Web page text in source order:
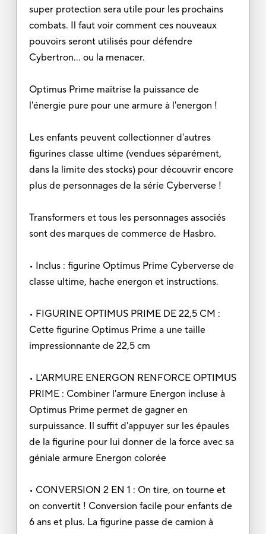
super protection sera utile pour les prochains
combats. Il faut voir comment ces nouveaux
pouvoirs seront utilisés pour défendre
Cybertron... ou la menacer.
Optimus Prime maîtrise la puissance de
l'énergie pure pour une armure à l'energon !
Les enfants peuvent collectionner d'autres
figurines classe ultime (vendues séparément,
dans la limite des stocks) pour découvrir encore
plus de personnages de la série Cyberverse !
Transformers et tous les personnages associés
sont des marques de commerce de Hasbro.
• Inclus : figurine Optimus Prime Cyberverse de
classe ultime, hache energon et instructions.
• FIGURINE OPTIMUS PRIME DE 22,5 CM :
Cette figurine Optimus Prime a une taille
impressionnante de 22,5 cm
• L'ARMURE ENERGON RENFORCE OPTIMUS
PRIME : Combiner l'armure Energon incluse à
Optimus Prime permet de gagner en
surpuissance. Il suffit d'appuyer sur les épaules
de la figurine pour lui donner de la force avec sa
géniale armure Energon colorée
• CONVERSION 2 EN 1 : On tire, on tourne et
on convertit ! Conversion facile pour enfants de
6 ans et plus. La figurine passe de camion à